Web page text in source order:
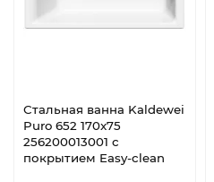
Стальная ванна Kaldewei
Puro 652 170x75
256200013001 с
покрытием Easy-clean